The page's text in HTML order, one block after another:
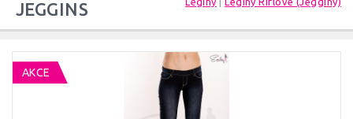
JEGGINS
AKCE